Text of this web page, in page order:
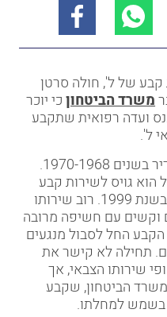
של ל', חולה סרטן
משרד הביטחוןכי יוכר
ועדה רפואית שתקבע
ל'.
ל', כיום בן 70, שירת בשירות סדיר בשנים 1970-1968.
גויס לשירות קבע
כמסגר, עד שהשתחרר מהצבא בשנת 1999. רוב שירותו
וקשים עם חשיפה מרובה
החל לסבול מנגעים
תחילה לא קישר את
שירותו הצבאי, אך
את משרד הביטחון, שקבע
בשמש למחלתו.